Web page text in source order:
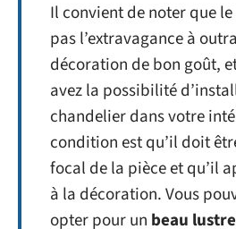
Il convient de noter que
pas l’extravagance à
décoration de bon goût,
avez la possibilité
chandelier dans votre
condition est qu’il doit
focal de la pièce et qu’il
à la décoration. Vous
opter pour un beau